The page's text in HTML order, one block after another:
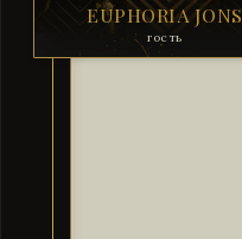
EUPHORIA JONS
гость